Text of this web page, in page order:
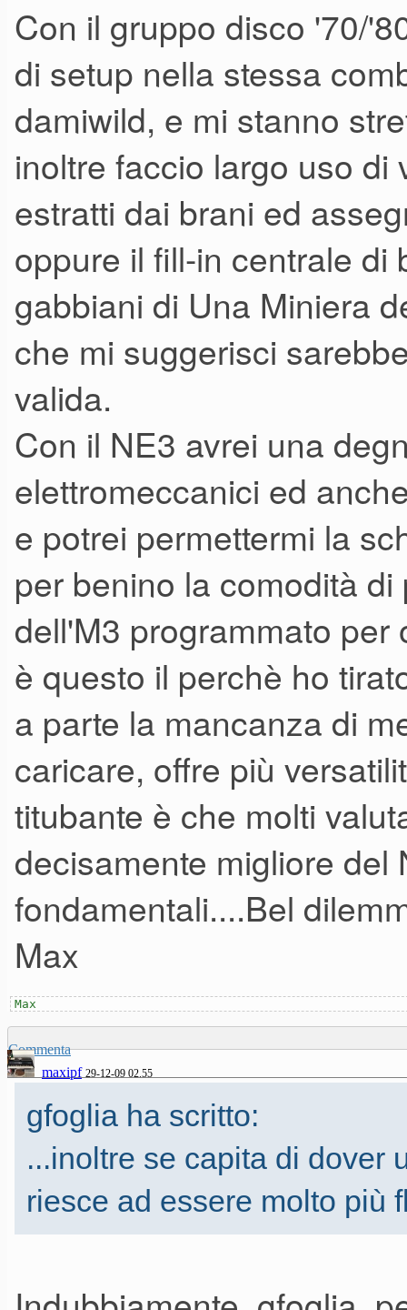
Con il gruppo disco '70/
di setup nella stessa
damiwild, e mi stanno
inoltre faccio largo uso
estratti dai brani ed
oppure il fill-in centrale di
gabbiani di Una Miniera
che mi suggerisci
valida.
Con il NE3 avrei una
elettromeccanici ed
e potrei permettermi la
per benino la comodità
dell'M3 programmato
è questo il perchè ho
a parte la mancanza di
caricare, offre più
titubante è che molti
decisamente migliore
fondamentali....Bel
Max
Max
Commenta
maxipf 29-12-09 02.55
gfoglia ha scritto:
...inoltre se capita di dover
riesce ad essere molto più